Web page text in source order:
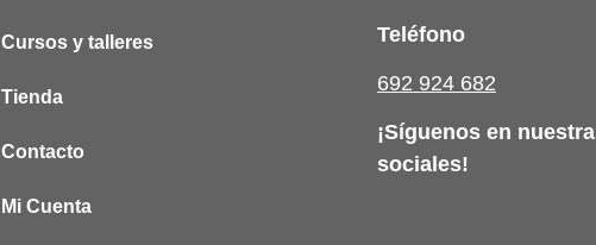
Cursos y talleres
Tienda
Contacto
Mi Cuenta
Teléfono
692 924 682
¡Síguenos en
sociales!